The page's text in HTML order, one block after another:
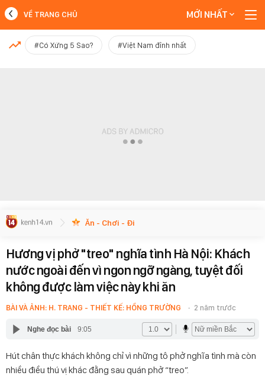
MỚI NHẤT
VỀ TRANG CHỦ MỚI NHẤT
#Có Xứng 5 Sao? #Việt Nam đỉnh nhất
Ăn - Chơi - Đi
Hương vị phở "treo" nghĩa tình Hà Nội: Khách
nước ngoài đến vì ngon ngỡ ngàng, tuyệt đối
không được làm việc này khi ăn
BÀI VÀ ẢNH: H. TRANG - THIẾT KẾ: HỒNG TRƯỜNG 2 năm trước
Nghe đọc bài 9:05
Hút chân thực khách không chỉ vì những tô phở nghĩa tình mà còn
nhiều điều thú vị khác đằng sau quán phở “treo”.